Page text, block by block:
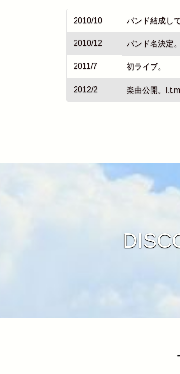
2010/10 バンド結成し
2010/12 バンド名決定。
2011/7 初ライブ。
2012/2 楽曲公開。